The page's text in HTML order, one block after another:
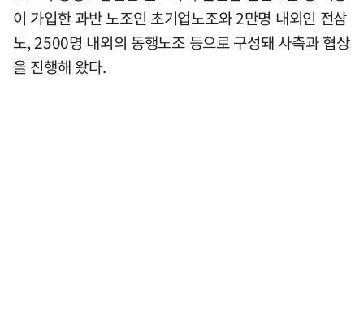
이 가입한 과반 노조인 초기업노조와 2만명 내외인 전삼
노, 2500명 내외의 동행노조 등으로 구성돼 사측과 협상
을 진행해 왔다.